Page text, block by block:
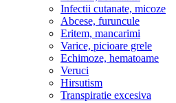
Infectii cutanate, micoze
Abcese, furuncule
Eritem, mancarimi
Varice, picioare grele
Echimoze, hematoame
Veruci
Hirsutism
Transpiratie excesiva